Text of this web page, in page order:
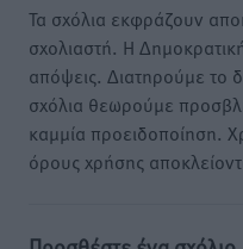
Τα σχόλια εκφράζουν
σχολιαστή. Η
απόψεις. Διατηρούμε το
σχόλια θεωρούμε
καμμία προειδοποίηση.
όρους χρήσης